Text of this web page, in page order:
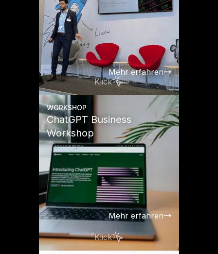
Mehr erfahren
Klick
WORKSHOP
ChatGPT Business
Workshop
Mehr erfahren
Klick